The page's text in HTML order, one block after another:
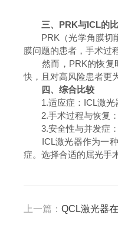
三、PRK与ICL的
PRK（光学角膜切削
膜问题的患者，手术过
然而，PRK的恢复时
快，且对高风险患者更
四、综合比较
1.适应症：ICL激光器
2.手术过程与恢复：
3.安全性与并发症：
ICL激光器作为一种
症。选择合适的屈光手
上一篇：QCL激光器